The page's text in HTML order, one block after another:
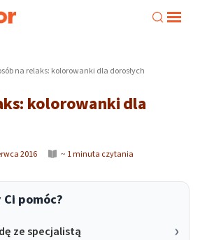
na relaks: kolorowanki dla dorosłych
kolorowanki dla
2016 ~ 1 minuta czytania
pomóc?
ze specjalistą